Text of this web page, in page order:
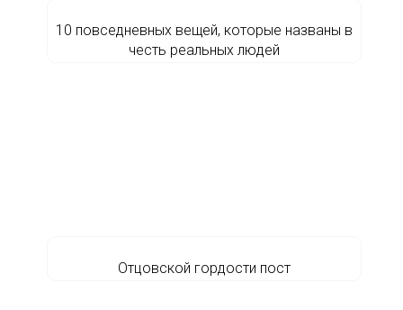
10 повседневных вещей, которые названы в
честь реальных людей
Отцовской гордости пост